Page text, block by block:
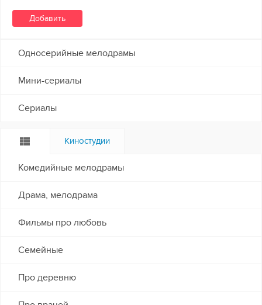
Односерийные мелодрамы
Мини-сериалы
Сериалы
Киностудии
Комедийные мелодрамы
Драма, мелодрама
Фильмы про любовь
Семейные
Про деревню